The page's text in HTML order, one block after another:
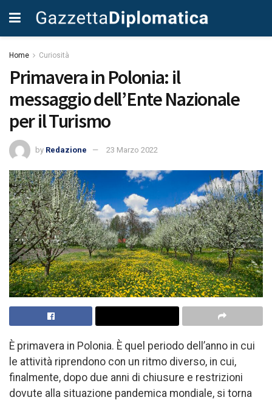
Home Curiosità
Primavera in Polonia: il
messaggio dell’Ente Nazionale
per il Turismo
by Redazione 23 Marzo 2022
È primavera in Polonia. È quel periodo dell’anno in cui
le attività riprendono con un ritmo diverso, in cui,
finalmente, dopo due anni di chiusure e restrizioni
dovute alla situazione pandemica mondiale, si torna